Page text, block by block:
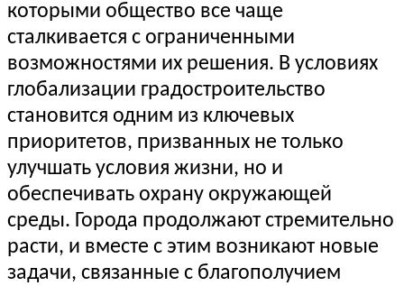
которыми общество все чаще
сталкивается с ограниченными
возможностями их решения. В условиях
глобализации градостроительство
становится одним из ключевых
приоритетов, призванных не только
улучшать условия жизни, но и
обеспечивать охрану окружающей
среды. Города продолжают стремительно
расти, и вместе с этим возникают новые
задачи, связанные с благополучием